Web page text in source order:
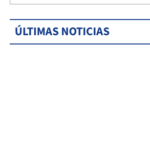
ÚLTIMAS NOTICIAS